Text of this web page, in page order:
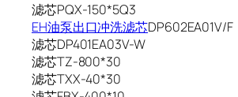
滤芯PQX-150*5Q3
EH油泵出口冲洗滤芯DP602EA01V/F
滤芯DP401EA03V-W
滤芯TZ-800*30
滤芯TXX-40*30